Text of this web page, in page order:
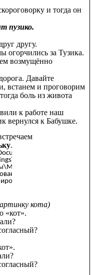
и тогда он
пузико.
другу.
огорчились за Тузика.
возмущённо
Давайте
встанем и проговорим
боль из живота
к работе наш
вернулся к Бабушке.
.
кота)
«кот».